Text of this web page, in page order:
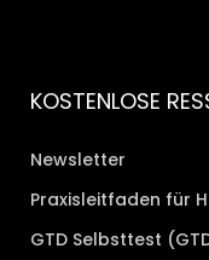
KOSTENLOSE
Newsletter
Praxisleitfaden für
GTD Selbsttest